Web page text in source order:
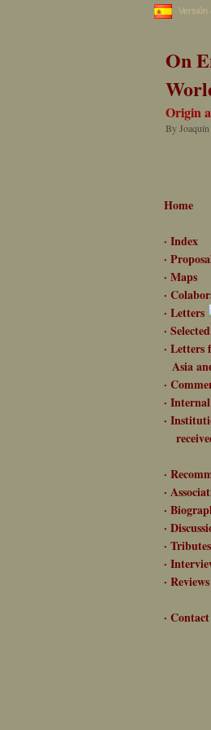
Versión
On
Origin
By
Home
· Index
·
· Maps
·
· Letters
·
·
Asia
·
·
·
·
·
·
·
· Tributes
·
· Reviews
·